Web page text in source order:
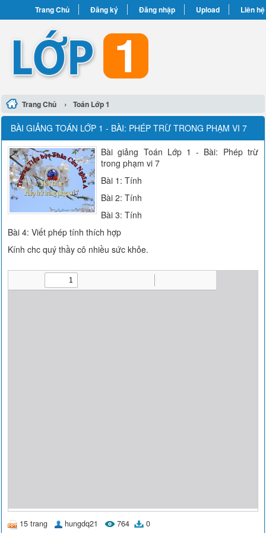
Trang Chủ Đăng ký Đăng nhập Upload Liên hệ
Trang Chủ › Toán Lớp 1
BÀI GIẢNG TOÁN LỚP 1 - BÀI: PHÉP TRỪ TRONG PHẠM VI 7
Bài giảng Toán Lớp 1 - Bài: Phép trừ
trong phạm vi 7
Bài 1: Tính
Bài 2: Tính
Bài 3: Tính
Bài 4: Viết phép tính thích hợp
Kính chc quý thầy cô nhiều sức khỏe.
15 trang hungdq21 764 0